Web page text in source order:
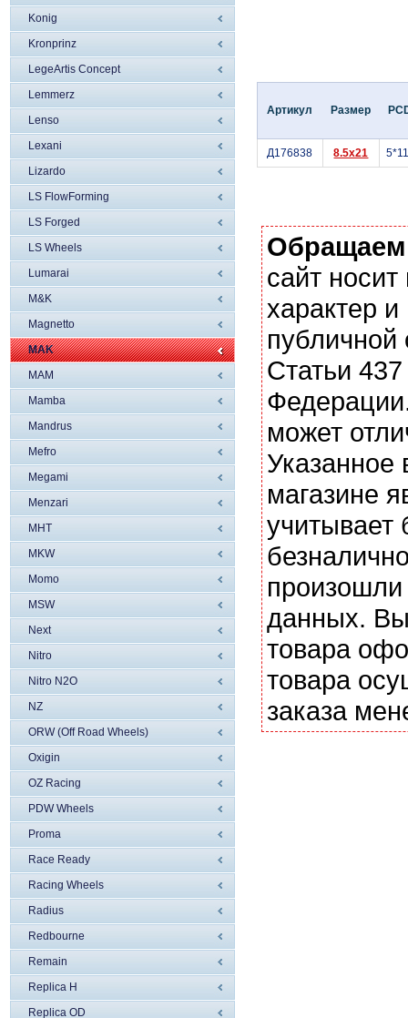
Konig
Kronprinz
LegeArtis Concept
Lemmerz
Lenso
Lexani
Lizardo
LS FlowForming
LS Forged
LS Wheels
Lumarai
M&K
Magnetto
MAK
MAM
Mamba
Mandrus
Mefro
Megami
Menzari
MHT
MKW
Momo
MSW
Next
Nitro
Nitro N2O
NZ
ORW (Off Road Wheels)
Oxigin
OZ Racing
PDW Wheels
Proma
Race Ready
Racing Wheels
Radius
Redbourne
Remain
Replica H
Replica OD
Артикул Размер
Д176838 8.5x21
сайт
характер
Статьи
может
магазине
учитывает
данных. Вы
товара
товара
заказа